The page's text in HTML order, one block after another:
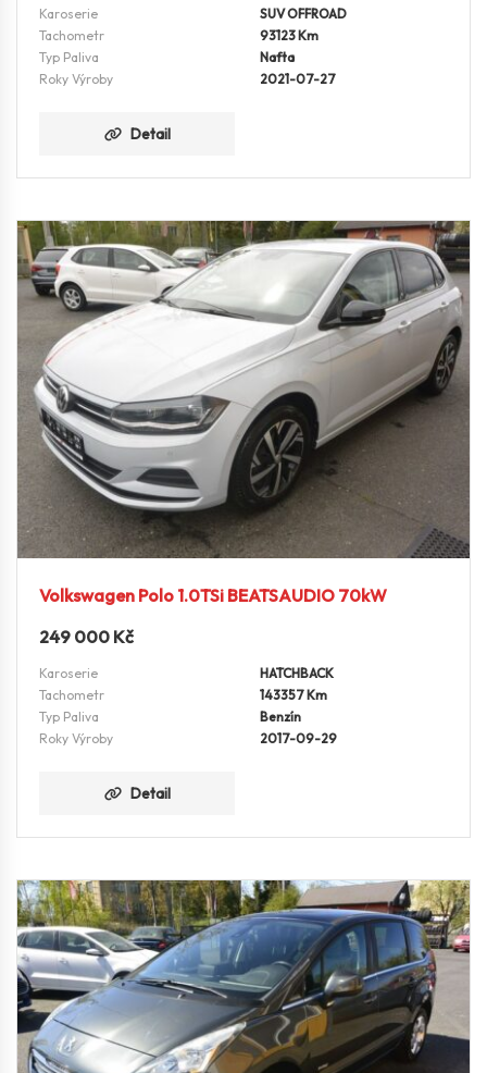
Karoserie
SUV OFFROAD
Tachometr
93123 Km
Typ Paliva
Nafta
Roky Výroby
2021-07-27
Detail
Volkswagen Polo 1.0TSi BEATSAUDIO 70kW
249 000 Kč
Karoserie
HATCHBACK
Tachometr
143357 Km
Typ Paliva
Benzín
Roky Výroby
2017-09-29
Detail